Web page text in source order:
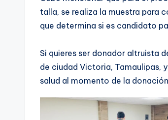
talla, se realiza la muestra para
que determina si es candidato
Si quieres ser donador altruista
de ciudad Victoria, Tamaulipas,
salud al momento de la